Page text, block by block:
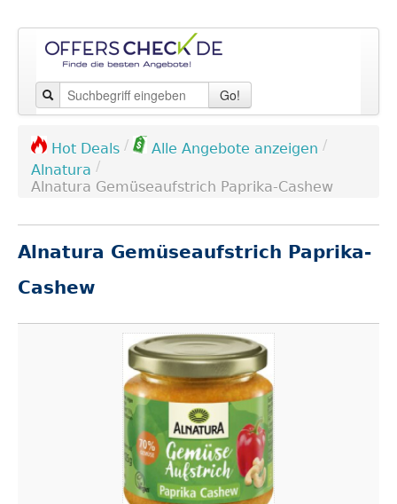
Go!
Hot Deals / Alle Angebote anzeigen /
Alnatura /
Alnatura Gemüseaufstrich Paprika-Cashew
Alnatura Gemüseaufstrich Paprika-
Cashew